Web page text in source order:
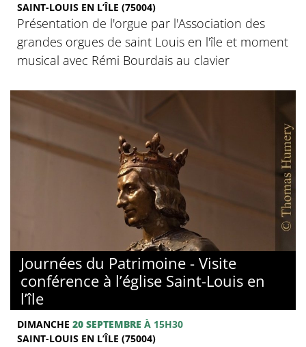
SAINT-LOUIS EN L’ÎLE (75004)
Présentation de l'orgue par l'Association des
grandes orgues de saint Louis en l'île et moment
musical avec Rémi Bourdais au clavier
Journées du Patrimoine - Visite
conférence à l’église Saint-Louis en
l’île
DIMANCHE 20 SEPTEMBRE À 15H30
SAINT-LOUIS EN L’ÎLE (75004)